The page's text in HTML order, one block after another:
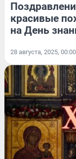
красивые
на День
28 августа, 2025, 00:00